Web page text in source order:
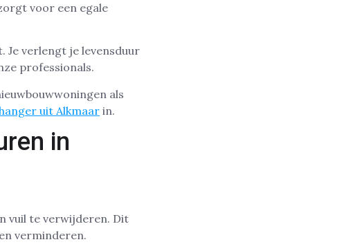
voor een egale
Je verlengt je levensduur
professionals.
als
uit Alkmaarin.
in
vuil te verwijderen. Dit
verminderen.